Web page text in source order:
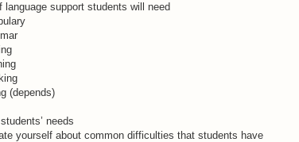
language support students will need
(depends)
needs
yourself about common difficulties that students have